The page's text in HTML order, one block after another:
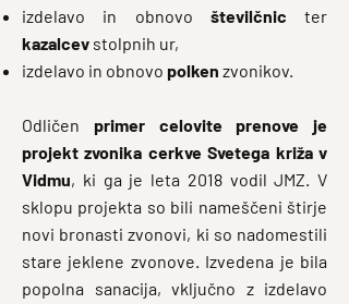
izdelavo in obnovo številčnic ter
kazalcev stolpnih ur,
izdelavo in obnovo polken zvonikov.
Odličen primer celovite prenove je
projekt zvonika cerkve Svetega križa v
Vidmu, ki ga je leta 2018 vodil JMZ. V
sklopu projekta so bili nameščeni štirje
novi bronasti zvonovi, ki so nadomestili
stare jeklene zvonove. Izvedena je bila
popolna sanacija, vključno z izdelavo